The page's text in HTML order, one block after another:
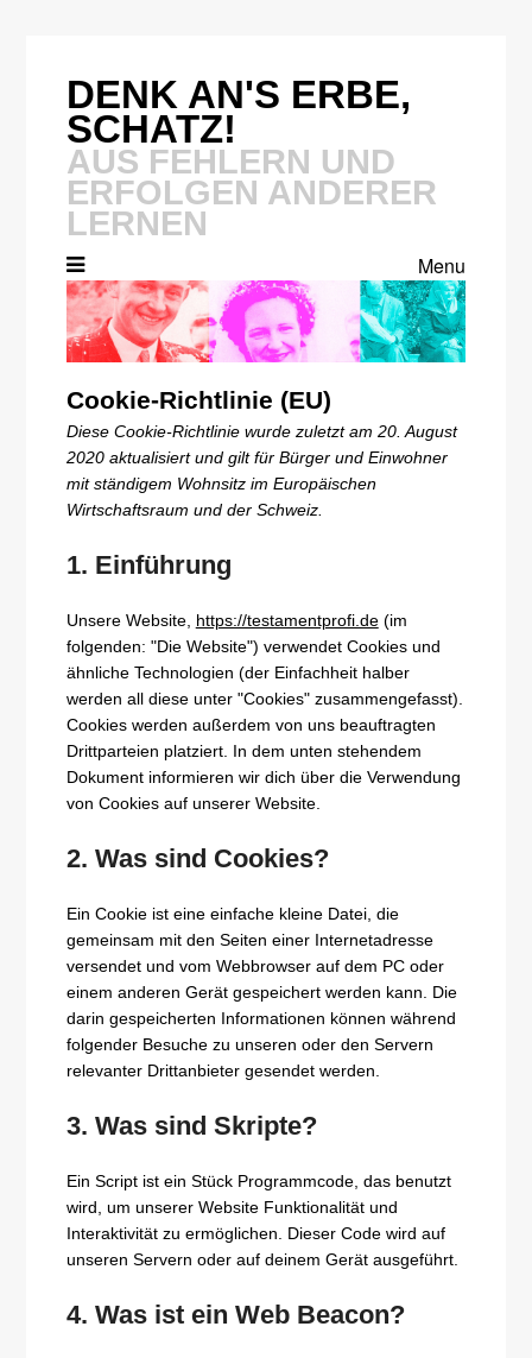
DENK AN'S ERBE,
SCHATZ!
AUS FEHLERN UND
ERFOLGEN ANDERER
LERNEN
Menu
Cookie-Richtlinie (EU)
Diese Cookie-Richtlinie wurde zuletzt am 20. August
2020 aktualisiert und gilt für Bürger und Einwohner
mit ständigem Wohnsitz im Europäischen
Wirtschaftsraum und der Schweiz.
1. Einführung
Unsere Website, https://testamentprofi.de(im
folgenden: "Die Website") verwendet Cookies und
ähnliche Technologien (der Einfachheit halber
werden all diese unter "Cookies" zusammengefasst).
Cookies werden außerdem von uns beauftragten
Drittparteien platziert. In dem unten stehendem
Dokument informieren wir dich über die Verwendung
von Cookies auf unserer Website.
2. Was sind Cookies?
Ein Cookie ist eine einfache kleine Datei, die
gemeinsam mit den Seiten einer Internetadresse
versendet und vom Webbrowser auf dem PC oder
einem anderen Gerät gespeichert werden kann. Die
darin gespeicherten Informationen können während
folgender Besuche zu unseren oder den Servern
relevanter Drittanbieter gesendet werden.
3. Was sind Skripte?
Ein Script ist ein Stück Programmcode, das benutzt
wird, um unserer Website Funktionalität und
Interaktivität zu ermöglichen. Dieser Code wird auf
unseren Servern oder auf deinem Gerät ausgeführt.
4. Was ist ein Web Beacon?